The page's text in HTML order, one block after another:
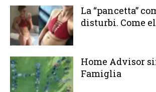
La “pancetta”
disturbi. Come
Home Advisor
Famiglia